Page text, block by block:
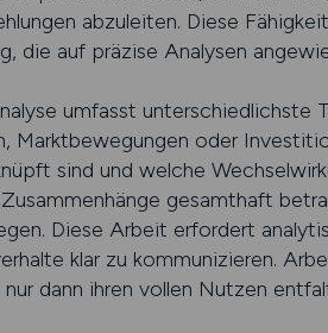
abzuleiten. Diese
die auf präzise Analysen
umfasst
Marktbewegungen oder
sind und welche
gesamthaft
Diese Arbeit erfordert
klar zu kommunizieren.
nur dann ihren vollen Nutzen